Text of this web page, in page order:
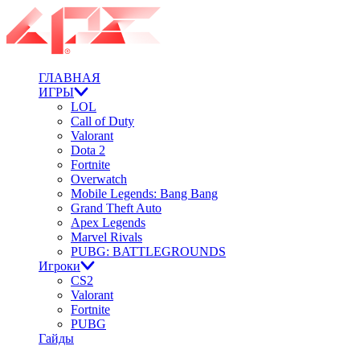
ГЛАВНАЯ
ИГРЫ
LOL
Call of Duty
Valorant
Dota 2
Fortnite
Overwatch
Mobile Legends: Bang Bang
Grand Theft Auto
Apex Legends
Marvel Rivals
PUBG: BATTLEGROUNDS
Игроки
CS2
Valorant
Fortnite
PUBG
Гайды